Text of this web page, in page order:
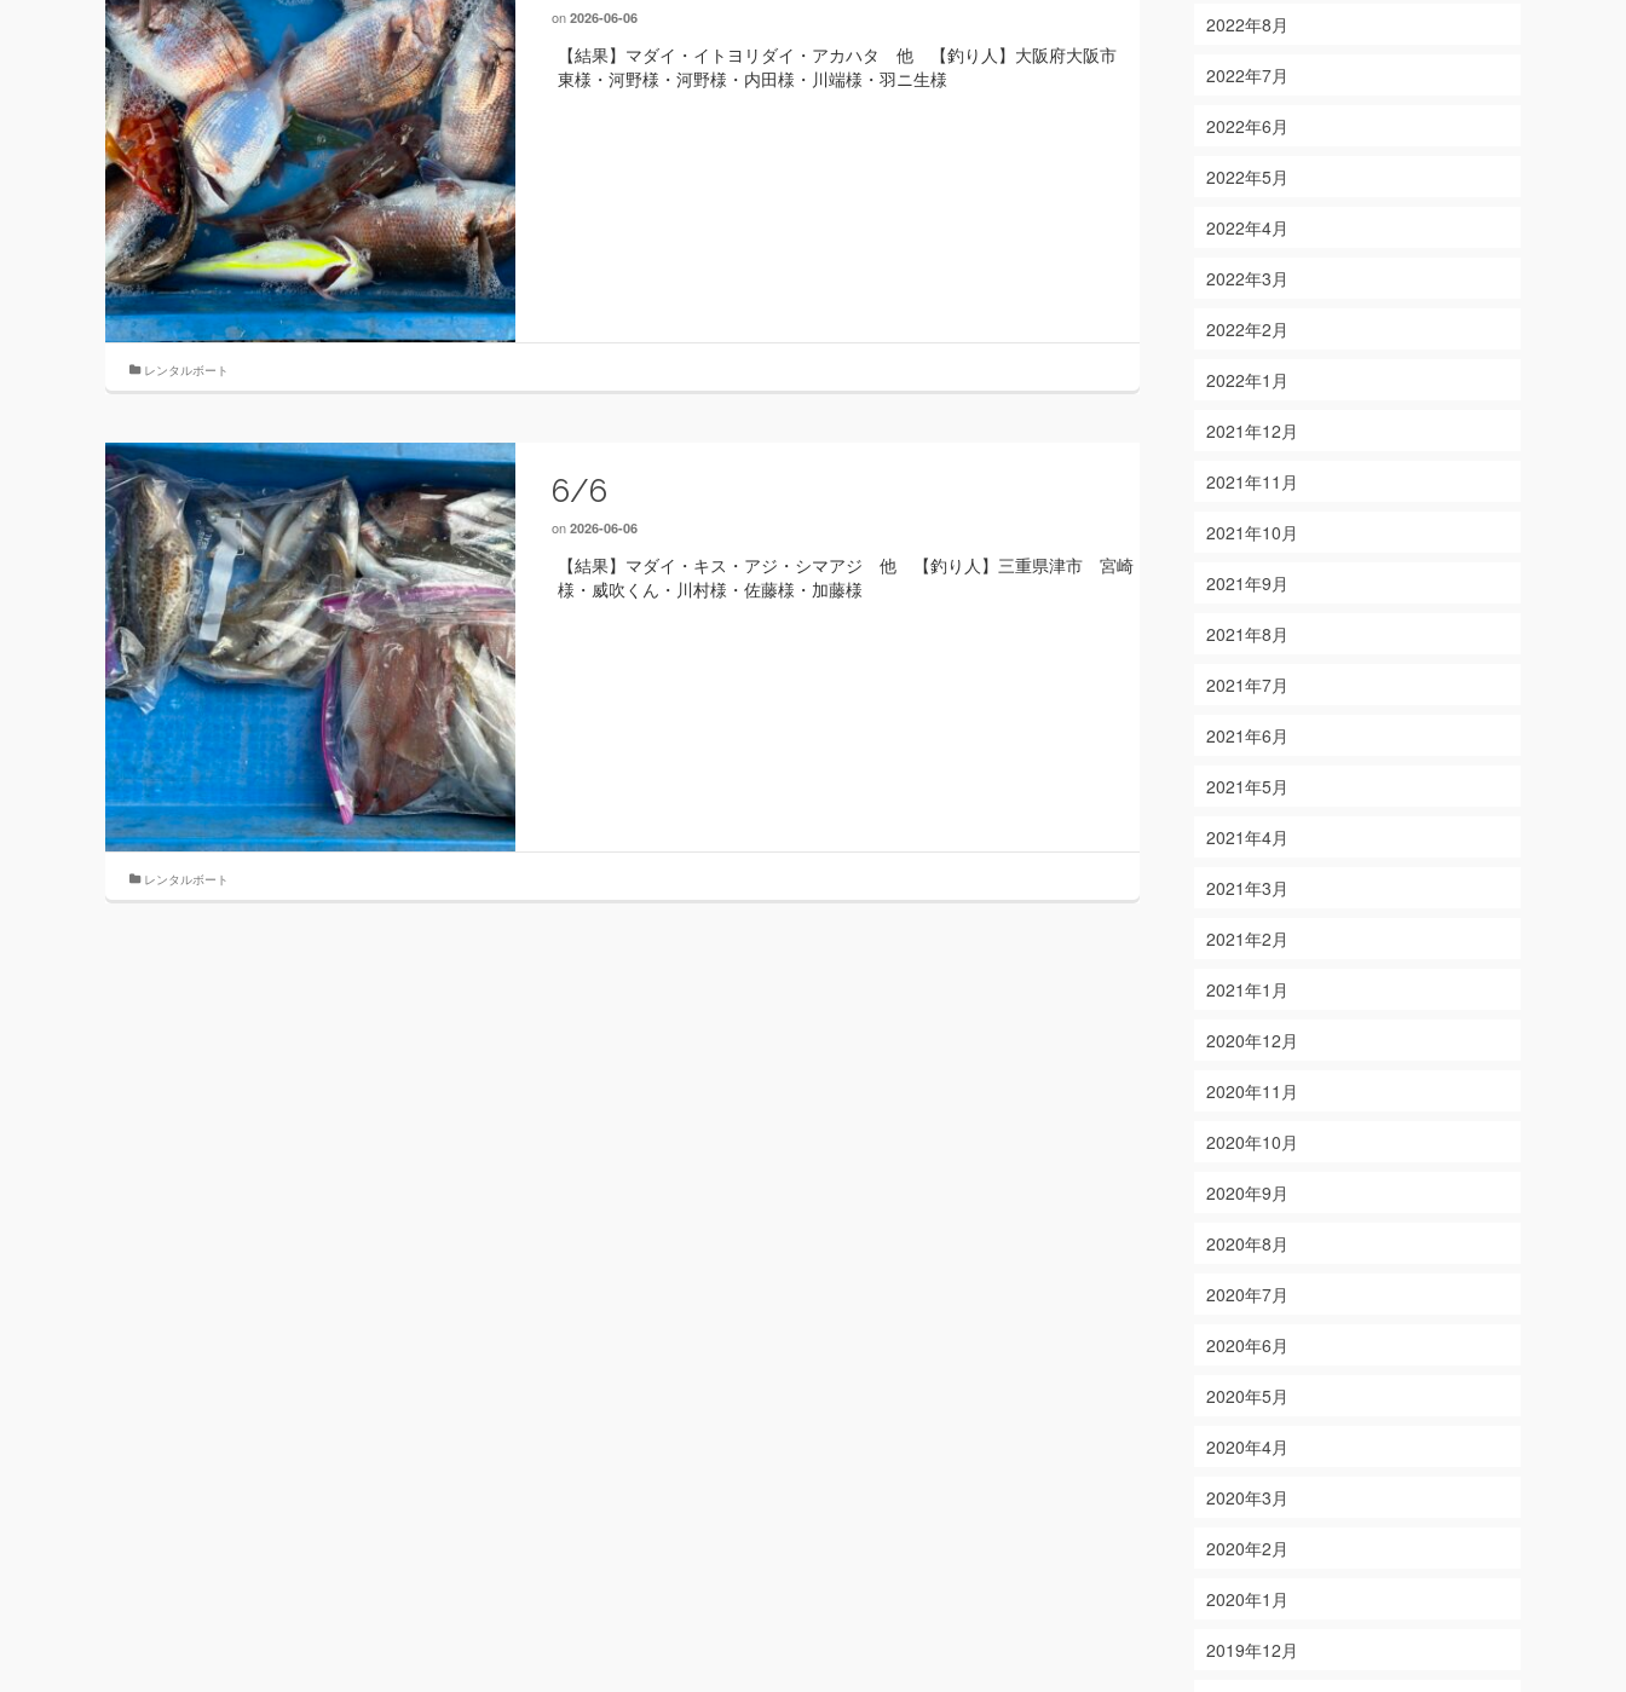
on 2026-06-06
【結果】マダイ・イトヨリダイ・アカハタ 他 【釣り人】大阪府大阪市
東様・河野様・河野様・内田様・川端様・羽ニ生様
レンタルボート
6/6
on 2026-06-06
【結果】マダイ・キス・アジ・シマアジ 他 【釣り人】三重県津市 宮崎
様・威吹くん・川村様・佐藤様・加藤様
レンタルボート
2022年8月
2022年7月
2022年6月
2022年5月
2022年4月
2022年3月
2022年2月
2022年1月
2021年12月
2021年11月
2021年10月
2021年9月
2021年8月
2021年7月
2021年6月
2021年5月
2021年4月
2021年3月
2021年2月
2021年1月
2020年12月
2020年11月
2020年10月
2020年9月
2020年8月
2020年7月
2020年6月
2020年5月
2020年4月
2020年3月
2020年2月
2020年1月
2019年12月